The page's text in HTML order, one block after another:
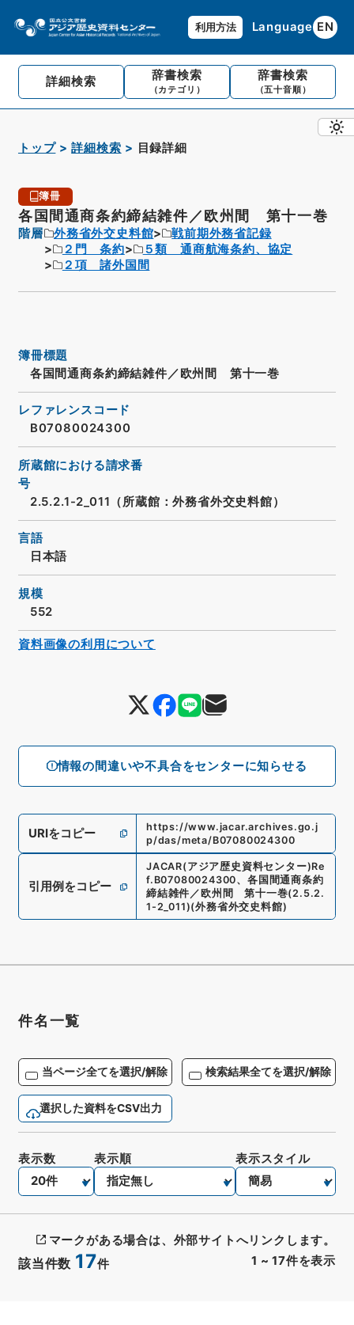
利用方法 Language EN
詳細検索 辞書検索
（カテゴリ）
辞書検索
（五十音順）
トップ 詳細検索 目録詳細
簿冊
各国間通商条約締結雑件／欧州間 第十一巻
階層 外務省外交史料館
戦前期外務省記録
２門 条約
５類 通商航海条約、協定
２項 諸外国間
情報の間違いや不具合をセンターに知らせる
簿冊標題
各国間通商条約締結雑件／欧州間 第十一巻
レファレンスコード
B07080024300
所蔵館における請求番
号
2.5.2.1-2_011（所蔵館：外務省外交史料館）
言語
日本語
規模
552
URIをコピー
https://www.jacar.archives.go.j
p/das/meta/B07080024300
引用例をコピー
JACAR(アジア歴史資料センター)Re
f. B07080024300、 各国間通商条約
締結雑件／欧州間 第十一巻(2.5.2.
1-2_011)(外務省外交史料館)
資料画像の利用について
件名一覧
当ページ全てを選択/解除 検索結果全てを選択/解除
選択した資料をCSV出力
該当件数 17件 1 ~ 17件を表示
表示数 表示順 表示スタイル
マークがある場合は、外部サイトへリンクします。